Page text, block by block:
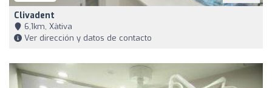
Clivadent
6,1km, Xàtiva
Ver dirección y datos de contacto